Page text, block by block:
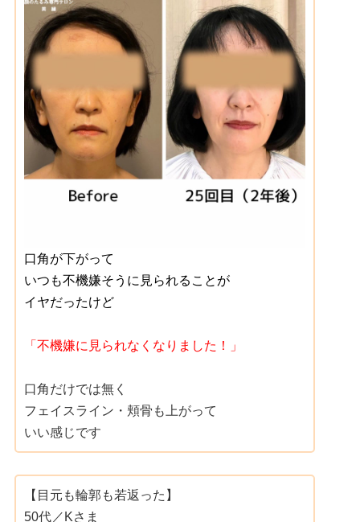
口角が下がって
いつも不機嫌そうに見られることが
イヤだったけど
「不機嫌に見られなくなりました！」
口角だけでは無く
フェイスライン・頬骨も上がって
いい感じです
【目元も輪郭も若返った】
50代／Kさま